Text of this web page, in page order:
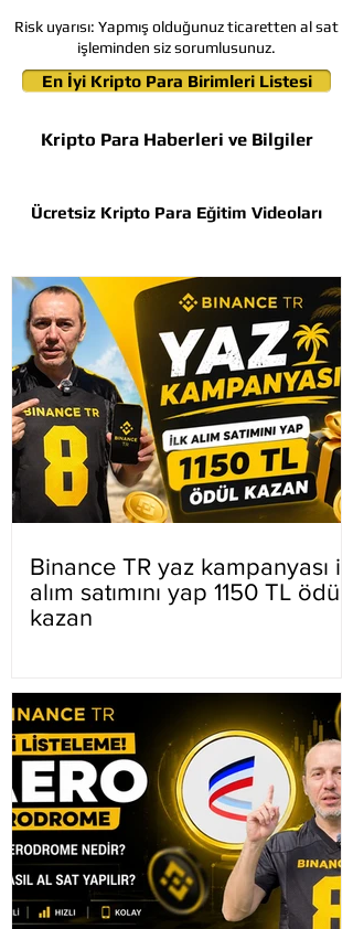
Ücretsiz Kripto Para Eğitim Videoları
Kripto Para Haberleri ve Bilgiler
En İyi Kripto Para Birimleri Listesi
Binance TR yaz kampanyası ilk
alım satımını yap 1150 TL ödül
kazan
Risk uyarısı: Yapmış olduğunuz ticaretten al sat
işleminden siz sorumlusunuz.